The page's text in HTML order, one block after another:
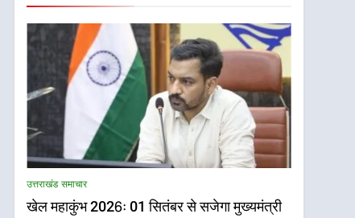
उत्तराखंड समाचार
खेल महाकुंभ 2026ः 01 सितंबर से सजेगा मुख्यमंत्री